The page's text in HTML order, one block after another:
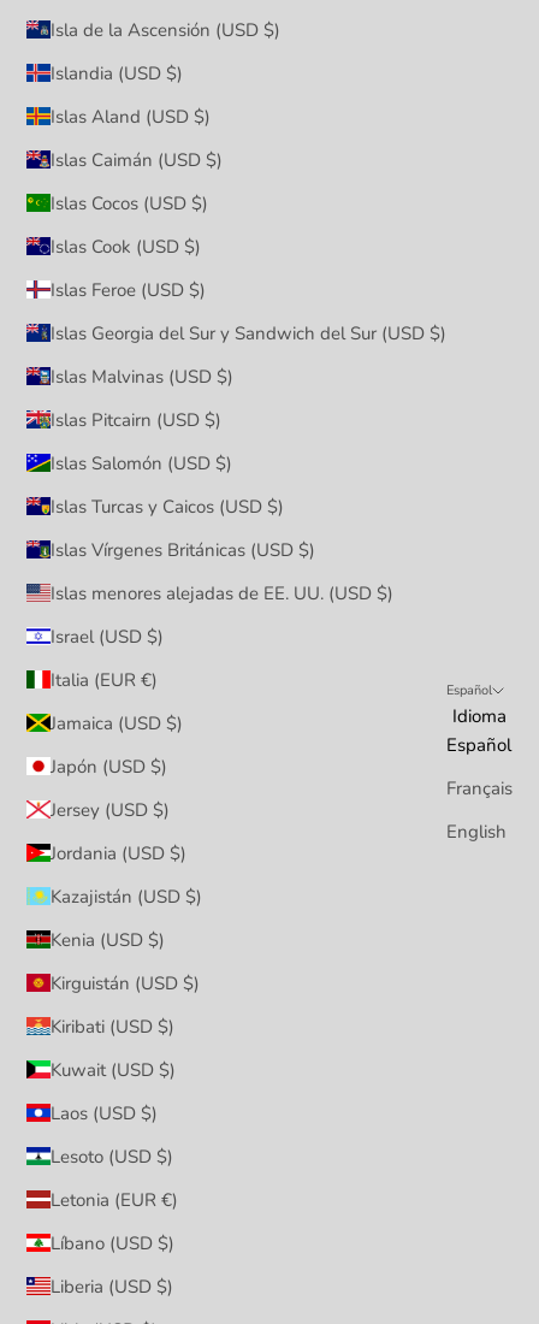
Isla de la Ascensión (USD $)
Islandia (USD $)
Islas Aland (USD $)
Islas Caimán (USD $)
Islas Cocos (USD $)
Islas Cook (USD $)
Islas Feroe (USD $)
Islas Georgia del Sur y Sandwich del Sur (USD $)
Islas Malvinas (USD $)
Islas Pitcairn (USD $)
Islas Salomón (USD $)
Islas Turcas y Caicos (USD $)
Islas Vírgenes Británicas (USD $)
Islas menores alejadas de EE. UU. (USD $)
Israel (USD $)
Italia (EUR €)
Jamaica (USD $)
Japón (USD $)
Jersey (USD $)
Jordania (USD $)
Kazajistán (USD $)
Kenia (USD $)
Kirguistán (USD $)
Kiribati (USD $)
Kuwait (USD $)
Laos (USD $)
Lesoto (USD $)
Letonia (EUR €)
Líbano (USD $)
Liberia (USD $)
Español
Idioma
Español
Français
English